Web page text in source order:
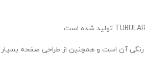
رنگی آن است و همچنین از طراحی صفحه